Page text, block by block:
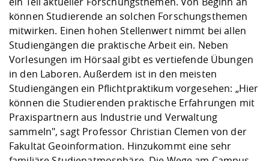
können Studierende an solchen Forschungsthemen
mitwirken. Einen hohen Stellenwert nimmt bei allen
Studiengängen die praktische Arbeit ein. Neben
Vorlesungen im Hörsaal gibt es vertiefende Übungen
in den Laboren. Außerdem ist in den meisten
Studiengängen ein Pflichtpraktikum vorgesehen: „Hier
können die Studierenden praktische Erfahrungen mit
Praxispartnern aus Industrie und Verwaltung
sammeln", sagt Professor Christian Clemen von der
Fakultät Geoinformation. Hinzukommt eine sehr